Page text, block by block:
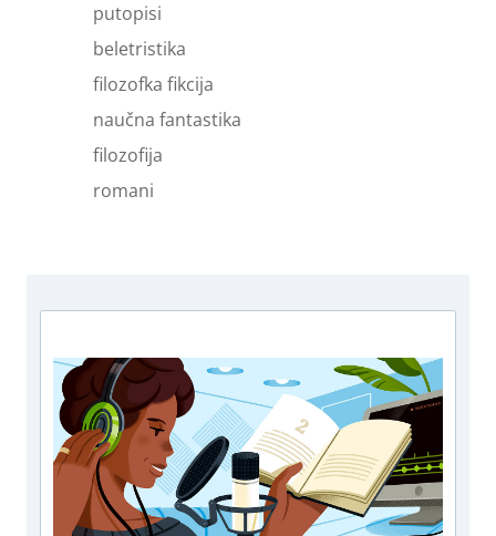
putopisi
beletristika
filozofka fikcija
naučna fantastika
filozofija
romani